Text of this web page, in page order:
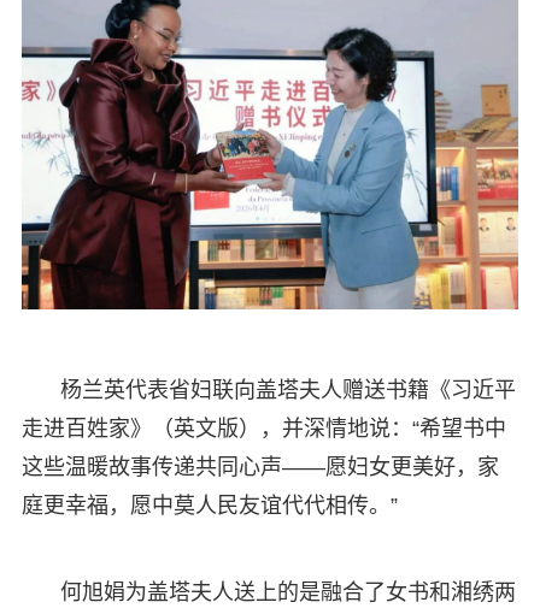
杨兰英代表省妇联向盖塔夫人赠送书籍《习近平
走进百姓家》（英文版），并深情地说：“希望书中
这些温暖故事传递共同心声——愿妇女更美好，家
庭更幸福，愿中莫人民友谊代代相传。”
何旭娟为盖塔夫人送上的是融合了女书和湘绣两